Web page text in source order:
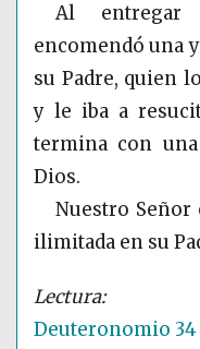
Al entregar
encomendó una
su Padre, quien
y le iba a
termina con
Dios.
Nuestro Señor
ilimitada en su
Deuteronomio 34